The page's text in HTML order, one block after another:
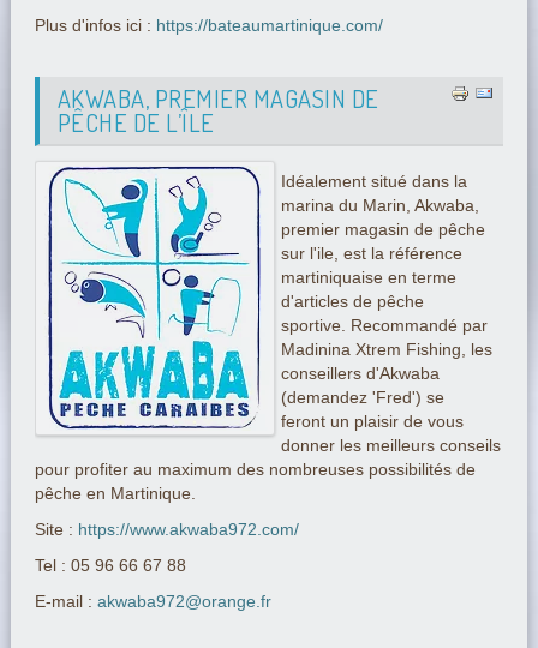
Plus d'infos ici : https://bateaumartinique.com/
AKWABA, PREMIER MAGASIN DE
PÊCHE DE L’ÎLE
Idéalement situé dans la
marina du Marin, Akwaba,
premier magasin de pêche
sur l'ile, est la référence
martiniquaise en terme
d'articles de pêche
sportive. Recommandé par
Madinina Xtrem Fishing, les
conseillers d'Akwaba
(demandez 'Fred') se
feront un plaisir de vous
donner les meilleurs conseils
pour profiter au maximum des nombreuses possibilités de
pêche en Martinique.
Site : https://www.akwaba972.com/
Tel : 05 96 66 67 88
E-mail : akwaba972@orange.fr